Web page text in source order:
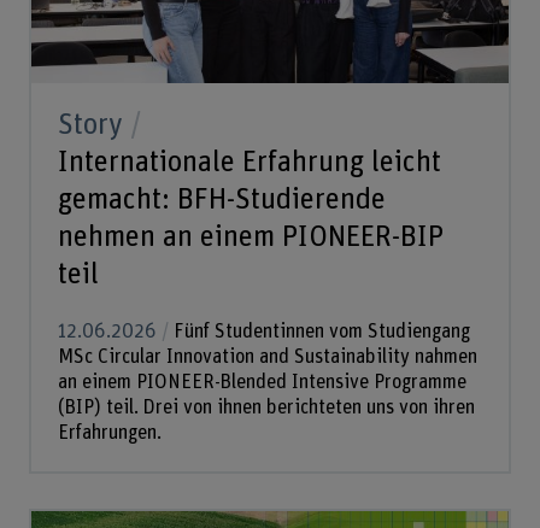
Story
Internationale Erfahrung leicht
gemacht: BFH-Studierende
nehmen an einem PIONEER-BIP
teil
12.06.2026
Fünf Studentinnen vom Studiengang
MSc Circular Innovation and Sustainability nahmen
an einem PIONEER-Blended Intensive Programme
(BIP) teil. Drei von ihnen berichteten uns von ihren
Erfahrungen.